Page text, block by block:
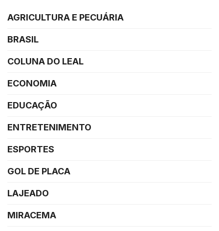
AGRICULTURA E PECUÁRIA
BRASIL
COLUNA DO LEAL
ECONOMIA
EDUCAÇÃO
ENTRETENIMENTO
ESPORTES
GOL DE PLACA
LAJEADO
MIRACEMA